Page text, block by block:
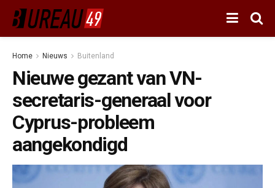
Home Nieuws Buitenland
Nieuwe gezant van VN-
secretaris-generaal voor
Cyprus-probleem
aangekondigd